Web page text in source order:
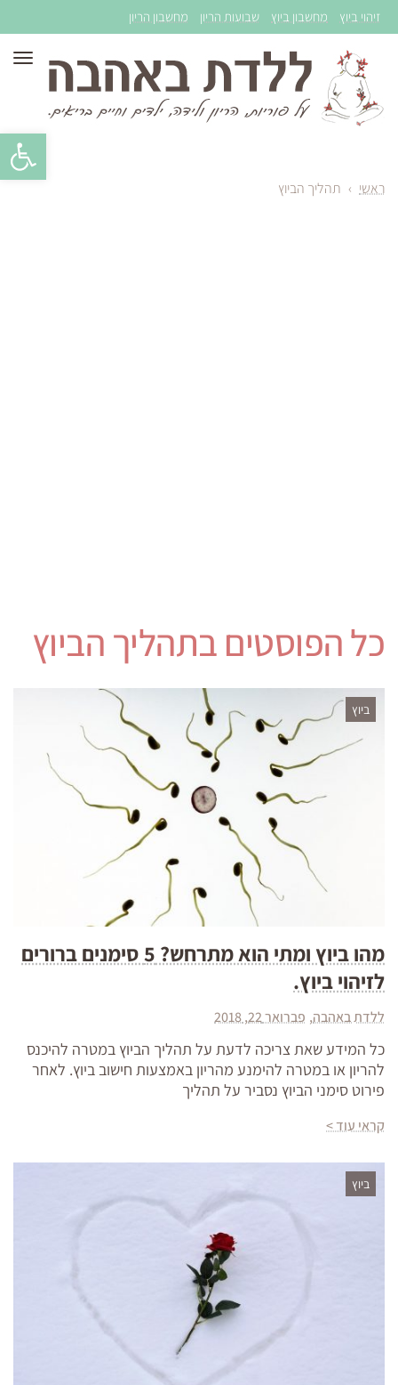
זיהוי ביוץ מחשבון ביוץ שבועות הריון מחשבון הריון
ראשי › תהליך הביוץ
כל הפוסטים בתהליך הביוץ
ביוץ
מהו ביוץ ומתי הוא מתרחש? 5 סימנים ברורים
לזיהוי ביוץ.
ללדת באהבה פברואר 22, 2018
כל המידע שאת צריכה לדעת על תהליך הביוץ במטרה להיכנס
להריון או במטרה להימנע מהריון באמצעות חישוב ביוץ. לאחר
פירוט סימני הביוץ נסביר על תהליך
קראי עוד >
ביוץ
פתח